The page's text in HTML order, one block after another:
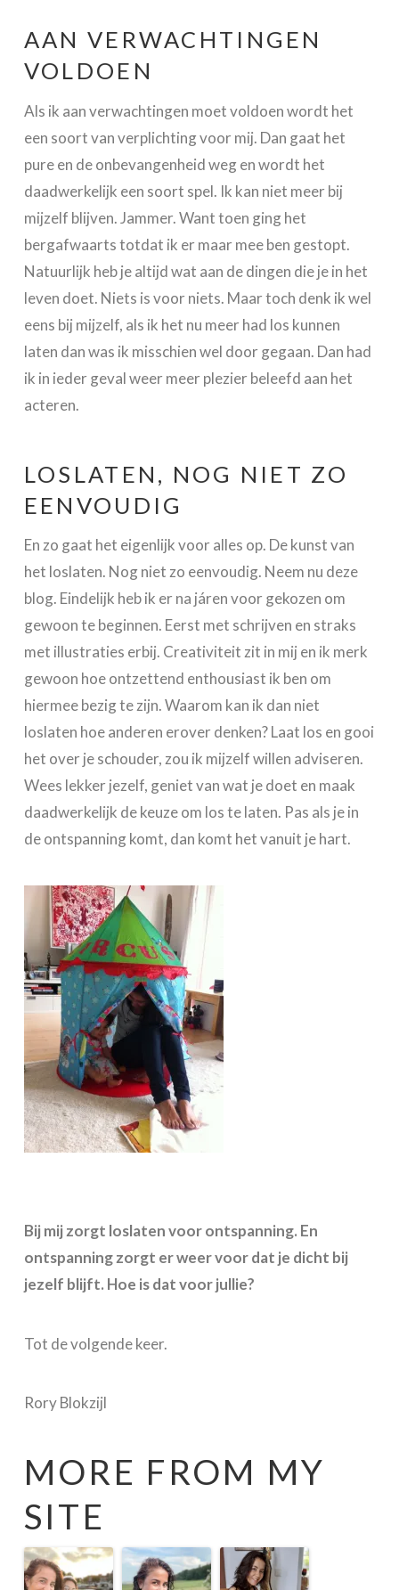
AAN VERWACHTINGEN
VOLDOEN
Als ik aan verwachtingen moet voldoen wordt het
een soort van verplichting voor mij. Dan gaat het
pure en de onbevangenheid weg en wordt het
daadwerkelijk een soort spel. Ik kan niet meer bij
mijzelf blijven. Jammer. Want toen ging het
bergafwaarts totdat ik er maar mee ben gestopt.
Natuurlijk heb je altijd wat aan de dingen die je in het
leven doet. Niets is voor niets. Maar toch denk ik wel
eens bij mijzelf, als ik het nu meer had los kunnen
laten dan was ik misschien wel door gegaan. Dan had
ik in ieder geval weer meer plezier beleefd aan het
acteren.
LOSLATEN, NOG NIET ZO
EENVOUDIG
En zo gaat het eigenlijk voor alles op. De kunst van
het loslaten. Nog niet zo eenvoudig. Neem nu deze
blog. Eindelijk heb ik er na járen voor gekozen om
gewoon te beginnen. Eerst met schrijven en straks
met illustraties erbij. Creativiteit zit in mij en ik merk
gewoon hoe ontzettend enthousiast ik ben om
hiermee bezig te zijn. Waarom kan ik dan niet
loslaten hoe anderen erover denken? Laat los en gooi
het over je schouder, zou ik mijzelf willen adviseren.
Wees lekker jezelf, geniet van wat je doet en maak
daadwerkelijk de keuze om los te laten. Pas als je in
de ontspanning komt, dan komt het vanuit je hart.
Bij mij zorgt loslaten voor ontspanning. En
ontspanning zorgt er weer voor dat je dicht bij
jezelf blijft. Hoe is dat voor jullie?
Tot de volgende keer.
Rory Blokzijl
MORE FROM MY
SITE